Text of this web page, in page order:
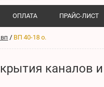
ОПЛАТА ПРАЙС-ЛИСТ
/ ВП 40-18 о.
каналов